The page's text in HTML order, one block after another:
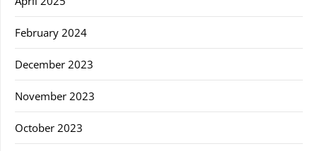
February 2024
December 2023
November 2023
October 2023